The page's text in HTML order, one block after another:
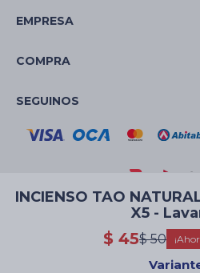
INCIENSO TAO
X5 -
$ 45$ 50
EMPRESA
COMPRA
SEGUINOS
© Copyright 2026 / La Casa de las Velas